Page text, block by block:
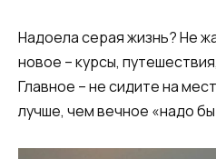
Надоела серая жизнь? Не
новое – курсы,
Главное – не сидите на
лучше, чем вечное «надо